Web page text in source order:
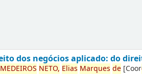
dos negócios aplicado: do
MEDEIROS NETO, Elias Marques de [Coor